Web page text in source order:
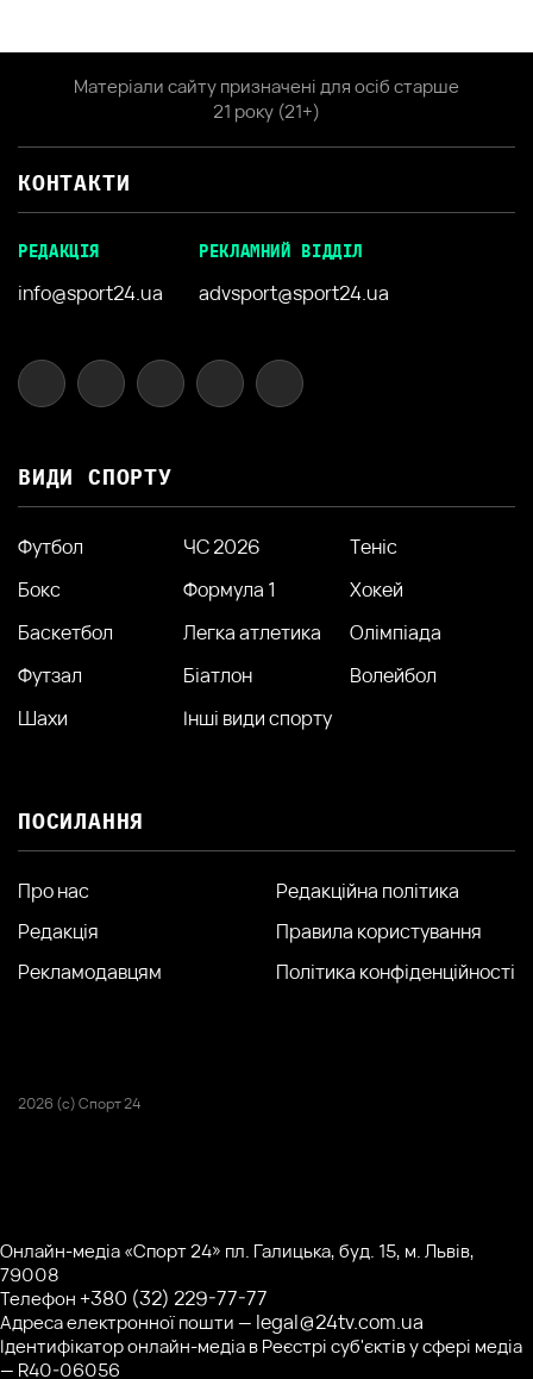
Матеріали сайту призначені для осіб старше
21 року (21+)
КОНТАКТИ
РЕДАКЦІЯ
info@sport24.ua
РЕКЛАМНИЙ ВІДДІЛ
advsport@sport24.ua
ВИДИ СПОРТУ
Футбол ЧС 2026
Теніс
Бокс
Формула 1
Хокей
Баскетбол
Легка атлетика
Олімпіада
Футзал
Біатлон
Волейбол
Шахи
Інші види спорту
ПОСИЛАННЯ
Про нас
Редакція
Рекламодавцям
Редакційна політика
Правила користування
Політика конфіденційності
2026 (с) Спорт 24
Онлайн-медіа «Спорт 24» пл. Галицька, буд. 15, м. Львів,
79008
Телефон +380 (32) 229-77-77
Адреса електронної пошти — legal@24tv.com.ua
Ідентифікатор онлайн-медіа в Реєстрі суб'єктів у сфері медіа
— R40-06056